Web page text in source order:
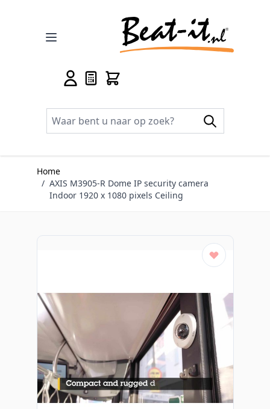
Home
/ AXIS M3905-R Dome IP security camera
Indoor 1920 x 1080 pixels Ceiling